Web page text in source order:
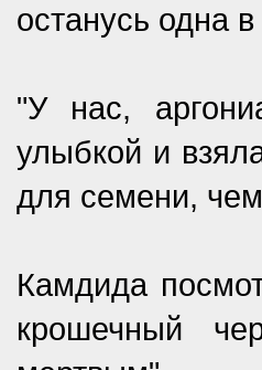
останусь одна
"У нас,
улыбкой и
для семени,
Камдида
крошечный